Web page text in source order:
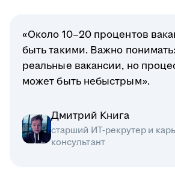
«Около 10–20 процентов
быть такими. Важно
реальные вакансии, но
может быть небыстрым».
Дмитрий Книга
старший ИТ-рекрутер и
консультант